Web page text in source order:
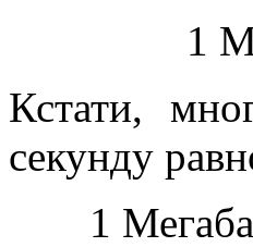
1
Кстати,
секунду
1